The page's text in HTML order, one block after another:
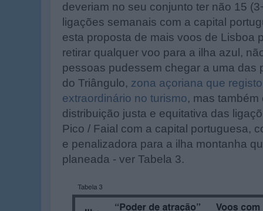
deveriam no seu conjunto ter não 15
ligações semanais com a capital
esta proposta de mais voos de Lisboa
retirar qualquer voo para a ilha azul,
pessoas pudessem chegar a uma das
do Triângulo, zona açoriana que
extraordinário no turismo, mas
distribuição justa e equitativa das
Pico / Faial com a capital portuguesa,
e penalizadora para a ilha montanha
planeada - ver Tabela 3.